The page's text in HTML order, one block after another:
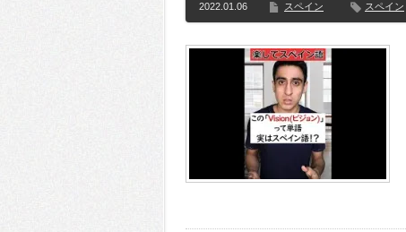
2022.01.06 スペイン スペイン